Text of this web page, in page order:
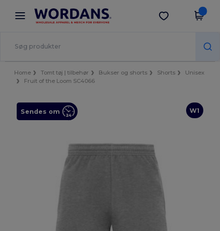
× Wordans-app
Bedre priser i appen!
Hent app
Home Tomt tøj | tilbehør Bukser og shorts Shorts
Unisex
Fruit of the Loom SC4066
W1
Sendes om